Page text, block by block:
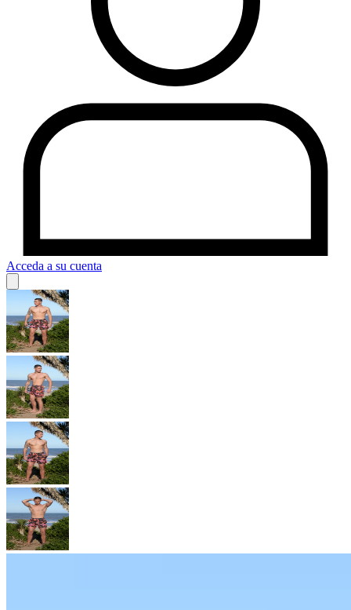
Acceda a su cuenta